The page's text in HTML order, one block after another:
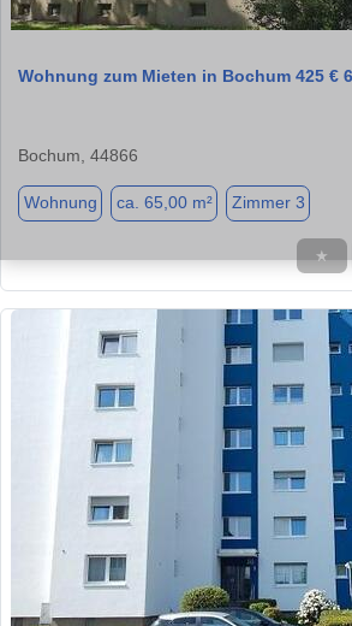
Wohnung zum Mieten in Bochum 425 €
Bochum, 44866
Wohnung ca. 65,00 m² Zimmer 3
★